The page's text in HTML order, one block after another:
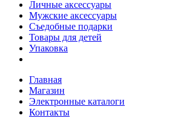
Личные аксессуары
Мужские аксессуары
Съедобные подарки
Товары для детей
Упаковка
Главная
Магазин
Электронные каталоги
Контакты